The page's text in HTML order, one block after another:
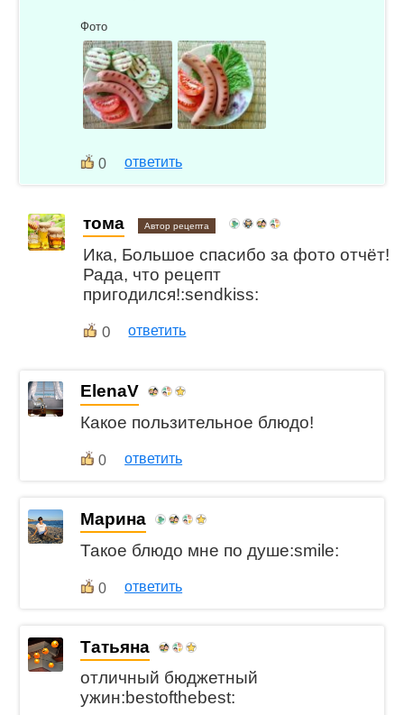
Фото
0 ответить
тома Автор рецепта
Ика, Большое спасибо за фото отчёт!
Рада, что рецепт
пригодился!:sendkiss:
0 ответить
ElenaV
Какое пользительное блюдо!
0 ответить
Марина
Такое блюдо мне по душе:smile:
0 ответить
Татьяна
отличный бюджетный
ужин:bestofthebest: